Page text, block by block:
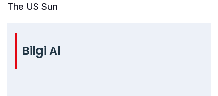
The US Sun
Bilgi Al